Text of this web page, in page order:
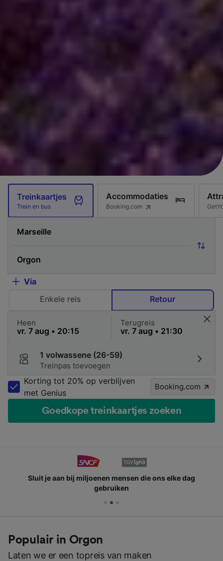
Treinkaartjes
Trein en bus
Accommodaties
Booking.com
Via
Enkele reis
Retour
Heen Terugreis
1 volwassene (26-59)
Treinpas toevoegen
Korting tot 20% op verblijven
met Genius
Booking.com
Goedkope treinkaartjes zoeken
Sluit je aan bij miljoenen mensen die ons elke dag
gebruiken
Populair in Orgon
Laten we er een topreis van maken